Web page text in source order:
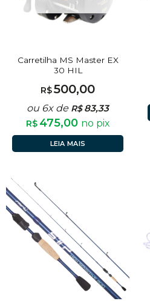
Carretilha MS Master EX
30 HIL
R$500,00
ou 6x de R$ 83,33
R$ 475,00 no pix
LEIA MAIS